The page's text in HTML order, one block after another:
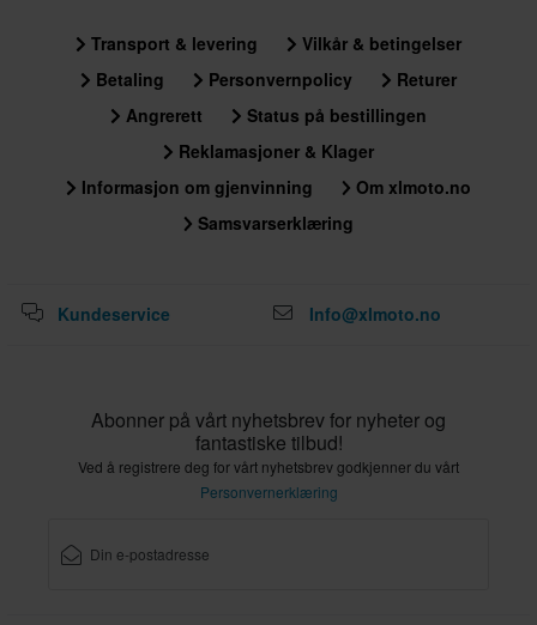
Transport & levering
Vilkår & betingelser
Betaling
Personvernpolicy
Returer
Angrerett
Status på bestillingen
Reklamasjoner & Klager
Informasjon om gjenvinning
Om xlmoto.no
Samsvarserklæring
Kundeservice Info@xlmoto.no
Abonner på vårt nyhetsbrev for nyheter og
fantastiske tilbud!
Ved å registrere deg for vårt nyhetsbrev godkjenner du vårt
Personvernerklæring